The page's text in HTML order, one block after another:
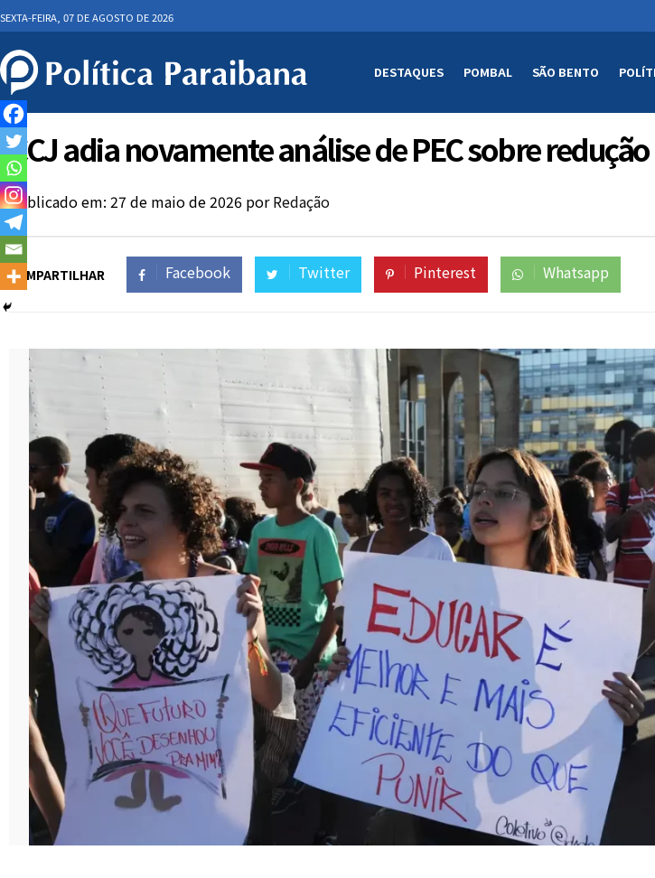
SEXTA-FEIRA, 07 DE AGOSTO DE 2026
DESTAQUES POMBAL SÃO BENTO
CCJ adia novamente análise de PEC sobre
Publicado em: 27 de maio de 2026 porRedação
COMPARTILHAR Facebook Twitter Pinterest Whatsapp